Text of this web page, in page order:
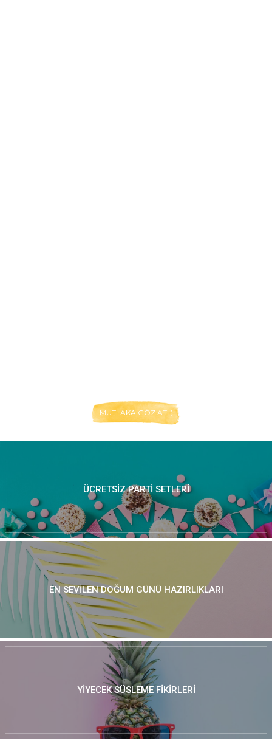
MUTLAKA GÖZ AT :)
ÜCRETSIZ PARTI SETLERI
EN SEVILEN DOĞUM GÜNÜ HAZIRLIKLARI
YIYECEK SÜSLEME FIKIRLERI